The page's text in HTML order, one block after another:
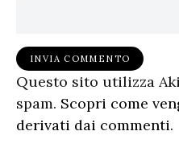
Questo sito utilizza
spam. Scopri come
derivati dai commenti.